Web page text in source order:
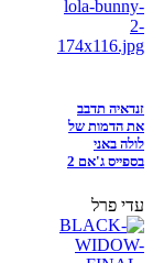
זנדאיה תדבב
את הדמות של
לולה באני
בספייס ג'אם 2
עדי פרל